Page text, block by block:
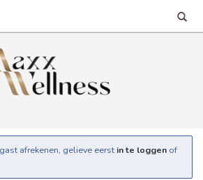
afrekenen, gelieve eerst in te loggen of